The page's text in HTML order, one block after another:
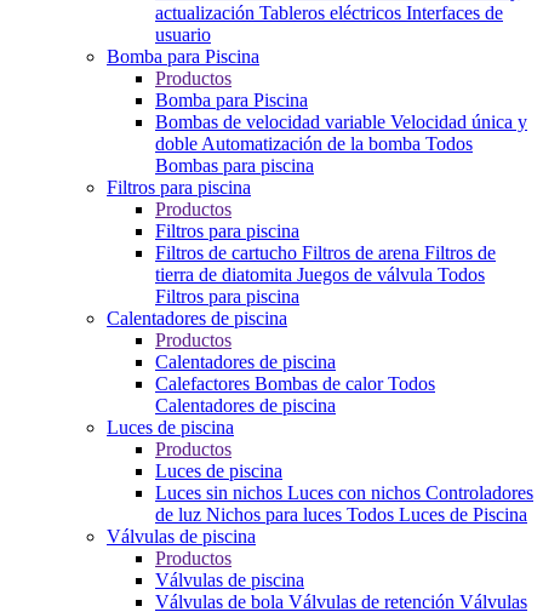
actualización Tableros eléctricos Interfaces de
usuario
Bomba para Piscina
Productos
Bomba para Piscina
Bombas de velocidad variable Velocidad única y
doble Automatización de la bomba Todos
Bombas para piscina
Filtros para piscina
Productos
Filtros para piscina
Filtros de cartucho Filtros de arena Filtros de
tierra de diatomita Juegos de válvula Todos
Filtros para piscina
Calentadores de piscina
Productos
Calentadores de piscina
Calefactores Bombas de calorTodos
Calentadores de piscina
Luces de piscina
Productos
Luces de piscina
Luces sin nichos Luces con nichos Controladores
de luz Nichos para luces Todos Luces de Piscina
Válvulas de piscina
Productos
Válvulas de piscina
Válvulas de bola Válvulas de retención Válvulas